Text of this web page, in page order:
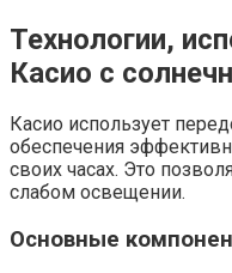
Технологии,
Касио с
Касио использует
обеспечения
своих часах. Это
слабом освещении.
Основные